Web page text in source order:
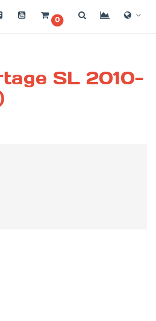
0
SL 2010-